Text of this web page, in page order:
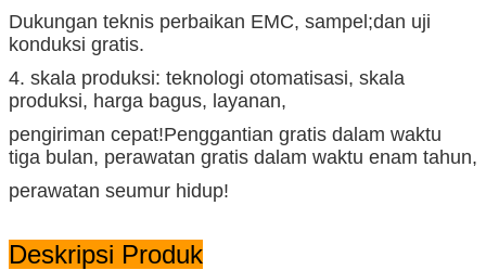
Dukungan teknis perbaikan EMC, sampel;dan uji
konduksi gratis.
4. skala produksi: teknologi otomatisasi, skala
produksi, harga bagus, layanan,
pengiriman cepat!Penggantian gratis dalam waktu
tiga bulan, perawatan gratis dalam waktu enam tahun,
perawatan seumur hidup!
Deskripsi Produk